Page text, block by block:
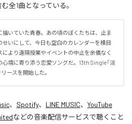
全1曲となっている。
いていた青春。あの頃のぼくたちは、止ま
いにして、今日も空白のカレンダーを横目
より遠隔授業やイベントの中止を余儀なく
境に寄り添う恋愛ソングだ。13th Single「淡
ースを開始した。
、 Spotify、 LINE MUSIC、 YouTube
などの音楽配信サービスで聴くこと